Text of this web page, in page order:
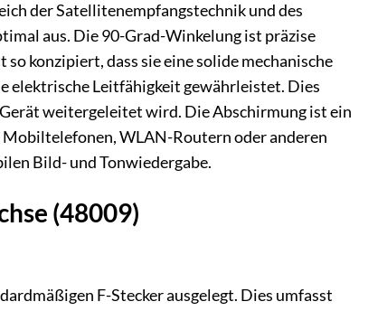
der Satelliten­empfangstechnik und des
aus. Die 90-Grad-Winkelung ist präzise
konzipiert, dass sie eine solide mechanische
elektrische Leitfähigkeit gewährleistet. Dies
weitergeleitet wird. Die Abschirmung ist ein
Mobiltelefonen, WLAN-Routern oder anderen
Bild- und Tonwiedergabe.
(48009)
F-Stecker ausgelegt. Dies umfasst